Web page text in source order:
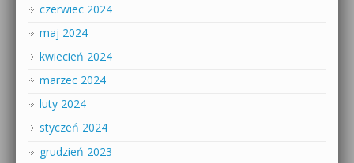
czerwiec 2024
maj 2024
kwiecień 2024
marzec 2024
luty 2024
styczeń 2024
grudzień 2023